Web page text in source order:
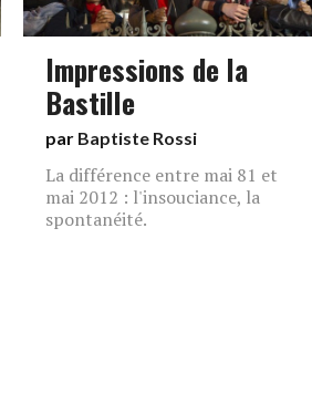
Impressions de la
Bastille
par Baptiste Rossi
La différence entre mai 81 et
mai 2012 : l'insouciance, la
spontanéité.